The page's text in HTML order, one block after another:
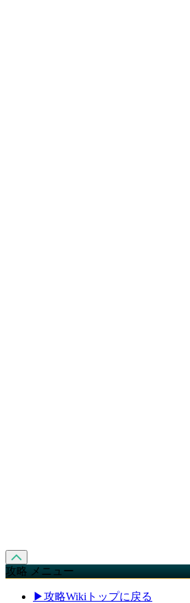
攻略 メニュー
▶攻略Wikiトップに戻る